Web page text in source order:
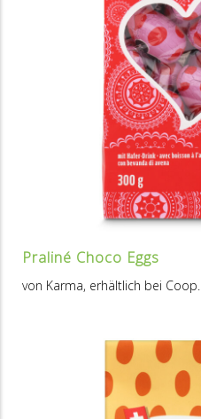
Praliné Choco Eggs
von Karma, erhältlich bei Coop.